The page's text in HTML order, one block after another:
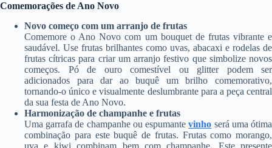
Comemorações de Ano Novo
Novo começo com um arranjo de frutas
Comemore o Ano Novo com um bouquet de frutas vibrante e
saudável. Use frutas brilhantes como uvas, abacaxi e rodelas de
frutas cítricas para criar um arranjo festivo que simbolize novos
começos. Pó de ouro comestível ou glitter podem ser
adicionados para dar ao buquê um brilho comemorativo,
tornando-o único e visualmente deslumbrante para a peça central
da sua festa de Ano Novo.
Harmonização de champanhe e frutas
Uma garrafa de champanhe ou espumantevinho será uma ótima
combinação para este buquê de frutas. Frutas como morango,
uva e kiwi combinam bem com champanhe. Este presente